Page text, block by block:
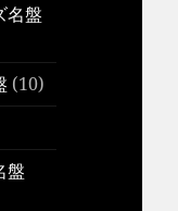
名盤
(10)
盤